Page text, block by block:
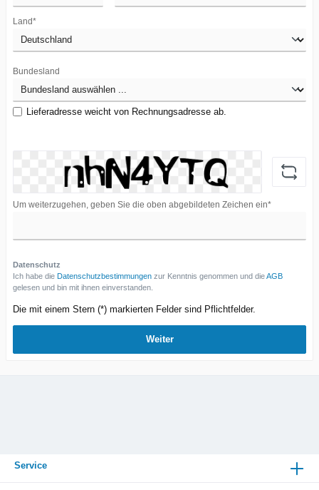
Land*
Bundesland
Lieferadresse weicht von Rechnungsadresse ab.
Um weiterzugehen, geben Sie die oben abgebildeten Zeichen ein*
Datenschutz
Ich habe die Datenschutzbestimmungen zur Kenntnis genommen und dieAGB
gelesen und bin mit ihnen einverstanden.
Die mit einem Stern (*) markierten Felder sind Pflichtfelder.
Weiter
Service